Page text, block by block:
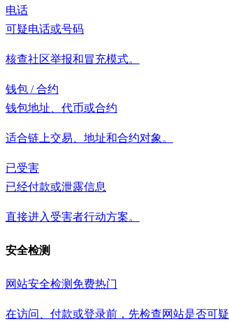
电话
可疑电话或号码
核查社区举报和冒充模式。
钱包 / 合约
钱包地址、代币或合约
适合链上交易、地址和合约对象。
已受害
已经付款或泄露信息
直接进入受害者行动方案。
安全检测
网站安全检测 免费热门
在访问、付款或登录前，先检查网站是否可疑